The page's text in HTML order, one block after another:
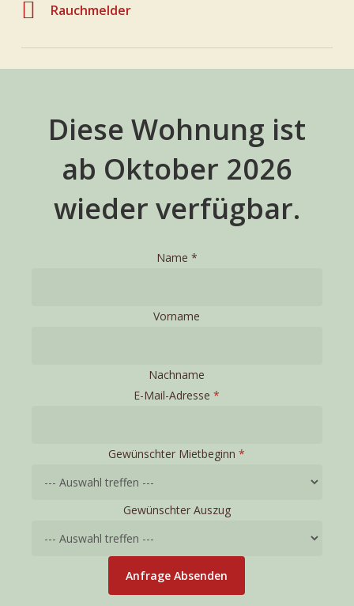
Rauchmelder
Diese Wohnung ist
ab Oktober 2026
wieder verfügbar.
Name *
Vorname
Nachname
E-Mail-Adresse*
Gewünschter Mietbeginn*
Auszug
Mail-
Adresse
Gewünschter Auszug
Anfrage Absenden